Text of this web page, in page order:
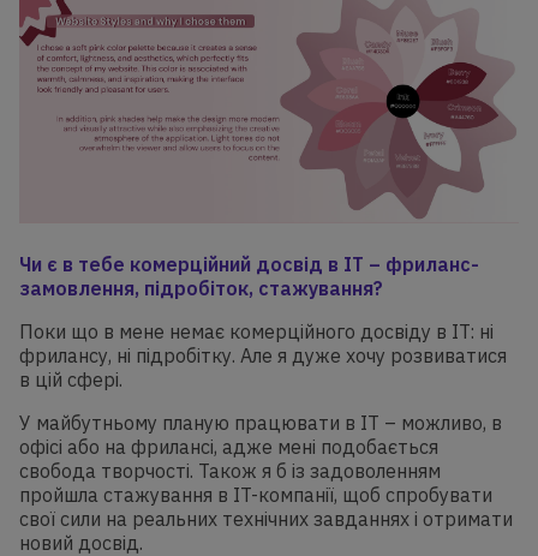
Чи є в тебе комерційний досвід в ІТ – фриланс-
замовлення, підробіток, стажування?
Поки що в мене немає комерційного досвіду в IT: ні
фрилансу, ні підробітку. Але я дуже хочу розвиватися
в цій сфері.
У майбутньому планую працювати в IT – можливо, в
офісі або на фрилансі, адже мені подобається
свобода творчості. Також я б із задоволенням
пройшла стажування в IT-компанії, щоб спробувати
свої сили на реальних технічних завданнях і отримати
новий досвід.